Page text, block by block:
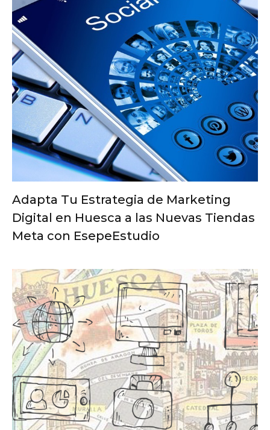
Adapta Tu Estrategia de Marketing
Digital en Huesca a las Nuevas Tiendas
Meta con EsepeEstudio